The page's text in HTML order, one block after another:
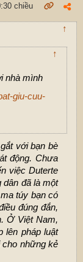
chiều
↑
↑
nhà mình
giu-cuu-
với bạn bè
động. Chưa
việc Duterte
đã là một
túy bạn có
đúng đắn,
Ở Việt Nam,
lên pháp luật
cho những kẻ